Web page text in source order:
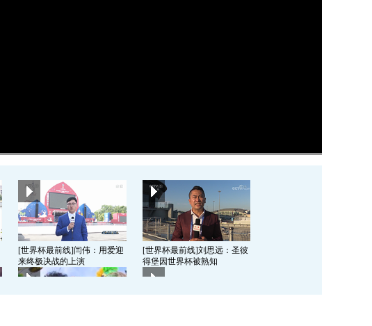
[世界杯最前线]闫伟：用爱迎
来终极决战的上演
[世界杯最前线]刘思远：圣彼
得堡因世界杯被熟知